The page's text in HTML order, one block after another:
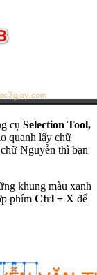
cụ Selection Tool,
quanh lấy chữ
Nguyễn thì bạn
khung màu xanh
phím Ctrl + X để